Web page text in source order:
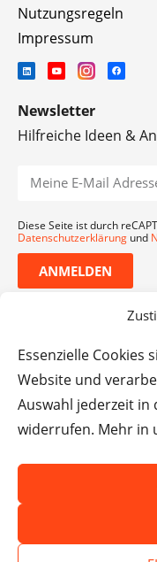
Essenzielle Cookies
Website und
Auswahl jederzeit
widerrufen. Mehr in
Nutzungsregeln
Impressum
Newsletter
Hilfreiche Ideen &
Diese Seite ist durch
Datenschutzerklärung und
ANMELDEN
nicht für die